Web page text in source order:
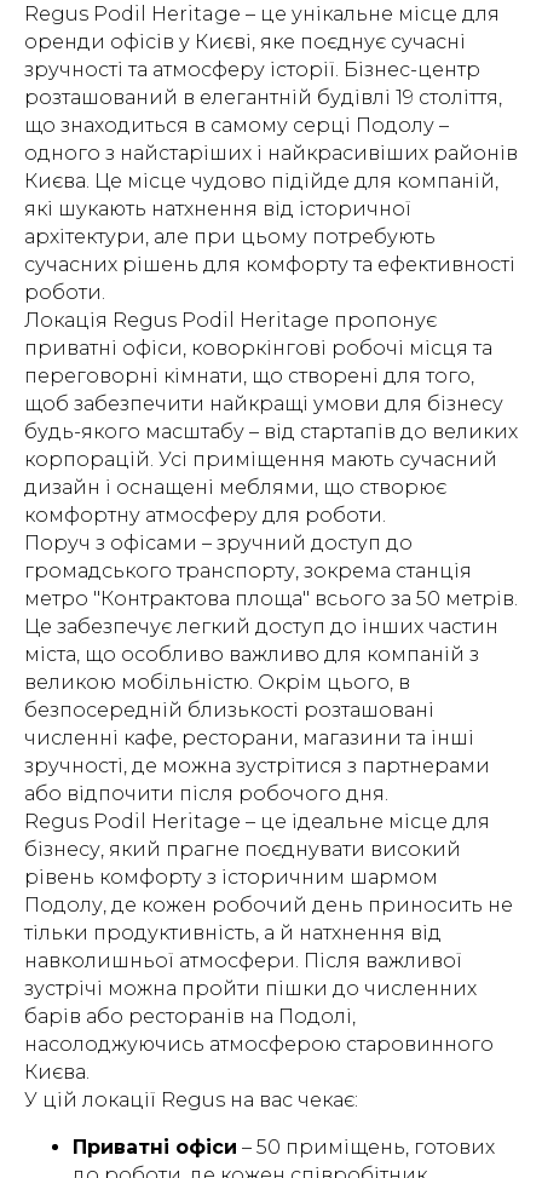
Regus Podil Heritage – це унікальне місце для
оренди офісів у Києві, яке поєднує сучасні
зручності та атмосферу історії. Бізнес-центр
розташований в елегантній будівлі 19 століття,
що знаходиться в самому серці Подолу –
одного з найстаріших і найкрасивіших районів
Києва. Це місце чудово підійде для компаній,
які шукають натхнення від історичної
архітектури, але при цьому потребують
сучасних рішень для комфорту та ефективності
роботи.
Локація Regus Podil Heritage пропонує
приватні офіси, коворкінгові робочі місця та
переговорні кімнати, що створені для того,
щоб забезпечити найкращі умови для бізнесу
будь-якого масштабу – від стартапів до великих
корпорацій. Усі приміщення мають сучасний
дизайн і оснащені меблями, що створює
комфортну атмосферу для роботи.
Поруч з офісами – зручний доступ до
громадського транспорту, зокрема станція
метро "Контрактова площа" всього за 50 метрів.
Це забезпечує легкий доступ до інших частин
міста, що особливо важливо для компаній з
великою мобільністю. Окрім цього, в
безпосередній близькості розташовані
численні кафе, ресторани, магазини та інші
зручності, де можна зустрітися з партнерами
або відпочити після робочого дня.
Regus Podil Heritage – це ідеальне місце для
бізнесу, який прагне поєднувати високий
рівень комфорту з історичним шармом
Подолу, де кожен робочий день приносить не
тільки продуктивність, а й натхнення від
навколишньої атмосфери. Після важливої
зустрічі можна пройти пішки до численних
барів або ресторанів на Подолі,
насолоджуючись атмосферою старовинного
Києва.
У цій локації Regus на вас чекає:
Приватні офіси – 50 приміщень, готових